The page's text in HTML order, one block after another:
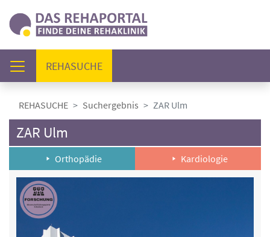
REHASUCHE(AKTUELL)
REHASUCHE Suchergebnis ZAR Ulm
ZAR Ulm
Orthopädie Kardiologie